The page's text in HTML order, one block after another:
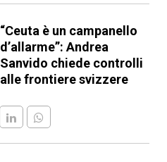
“Ceuta è un campanello
d’allarme”: Andrea
Sanvido chiede controlli
alle frontiere svizzere